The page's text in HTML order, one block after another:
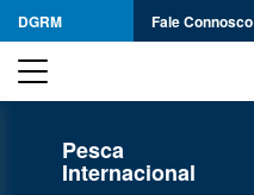
DGRM Fale Connosco
Pesca
Internacional